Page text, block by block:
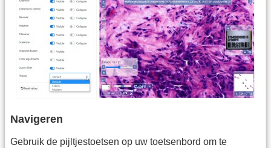
Navigeren
Gebruik de pijltjestoetsen op uw toetsenbord om te